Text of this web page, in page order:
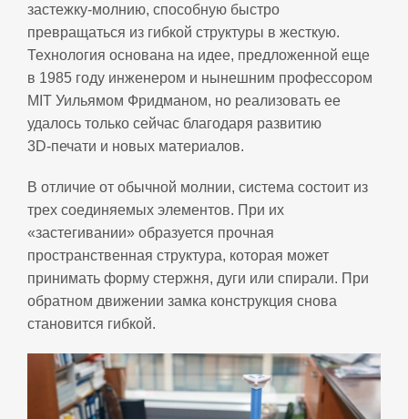
застежку-молнию, способную быстро
превращаться из гибкой структуры в жесткую.
Технология основана на идее, предложенной еще
в 1985 году инженером и нынешним профессором
MIT Уильямом Фридманом, но реализовать ее
удалось только сейчас благодаря развитию
3D‑печати и новых материалов.
В отличие от обычной молнии, система состоит из
трех соединяемых элементов. При их
«застегивании» образуется прочная
пространственная структура, которая может
принимать форму стержня, дуги или спирали. При
обратном движении замка конструкция снова
становится гибкой.